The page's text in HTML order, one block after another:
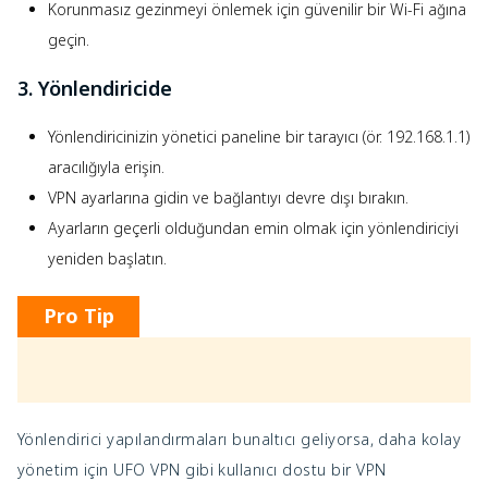
Korunmasız gezinmeyi önlemek için güvenilir bir Wi-Fi ağına
geçin.
3. Yönlendiricide
Yönlendiricinizin yönetici paneline bir tarayıcı (ör. 192.168.1.1)
aracılığıyla erişin.
VPN ayarlarına gidin ve bağlantıyı devre dışı bırakın.
Ayarların geçerli olduğundan emin olmak için yönlendiriciyi
yeniden başlatın.
Pro Tip
Yönlendirici yapılandırmaları bunaltıcı geliyorsa, daha kolay
yönetim için UFO VPN gibi kullanıcı dostu bir VPN